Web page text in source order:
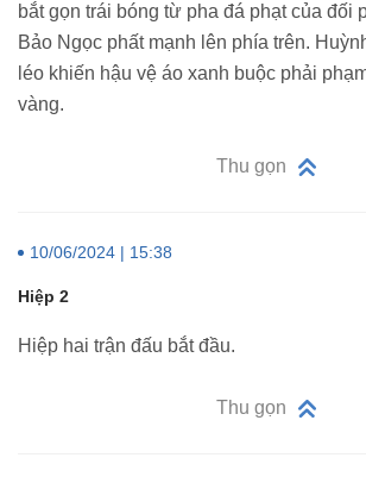
bắt gọn trái bóng từ pha đá phạt của đối
Bảo Ngọc phất mạnh lên phía trên.
léo khiến hậu vệ áo xanh buộc phải
vàng.
Thu gọn
10/06/2024 | 15:38
Hiệp 2
Hiệp hai trận đấu bắt đầu.
Thu gọn